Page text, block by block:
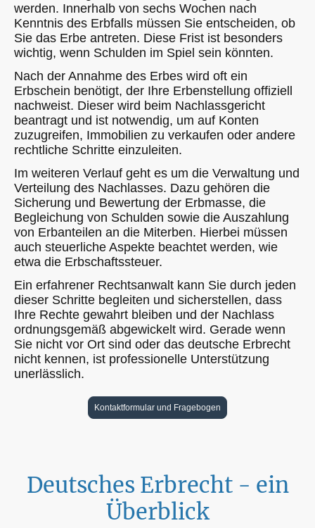
werden. Innerhalb von sechs Wochen nach
Kenntnis des Erbfalls müssen Sie entscheiden, ob
Sie das Erbe antreten. Diese Frist ist besonders
wichtig, wenn Schulden im Spiel sein könnten.
Nach der Annahme des Erbes wird oft ein
Erbschein benötigt, der Ihre Erbenstellung offiziell
nachweist. Dieser wird beim Nachlassgericht
beantragt und ist notwendig, um auf Konten
zuzugreifen, Immobilien zu verkaufen oder andere
rechtliche Schritte einzuleiten.
Im weiteren Verlauf geht es um die Verwaltung und
Verteilung des Nachlasses. Dazu gehören die
Sicherung und Bewertung der Erbmasse, die
Begleichung von Schulden sowie die Auszahlung
von Erbanteilen an die Miterben. Hierbei müssen
auch steuerliche Aspekte beachtet werden, wie
etwa die Erbschaftssteuer.
Ein erfahrener Rechtsanwalt kann Sie durch jeden
dieser Schritte begleiten und sicherstellen, dass
Ihre Rechte gewahrt bleiben und der Nachlass
ordnungsgemäß abgewickelt wird. Gerade wenn
Sie nicht vor Ort sind oder das deutsche Erbrecht
nicht kennen, ist professionelle Unterstützung
unerlässlich.
Kontaktformular und Fragebogen
Deutsches Erbrecht - ein
Überblick